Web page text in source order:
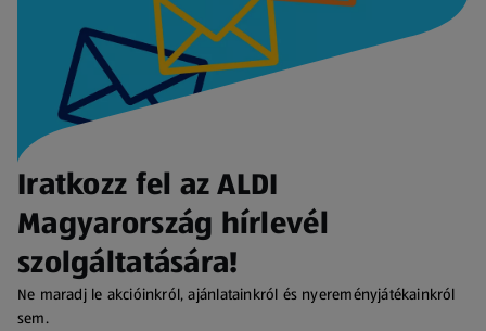
Iratkozz fel az ALDI
Magyarország hírlevél
szolgáltatására!
Ne maradj le akcióinkról, ajánlatainkról és nyereményjátékainkról
sem.